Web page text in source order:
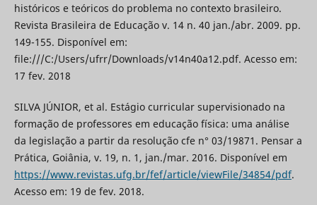
históricos e teóricos do problema no contexto brasileiro.
Revista Brasileira de Educação v. 14 n. 40 jan./abr. 2009. pp.
149-155. Disponível em:
file:///C:/Users/ufrr/Downloads/v14n40a12.pdf. Acesso em:
17 fev. 2018
SILVA JÚNIOR, et al. Estágio curricular supervisionado na
formação de professores em educação física: uma análise
da legislação a partir da resolução cfe n° 03/19871. Pensar a
Prática, Goiânia, v. 19, n. 1, jan./mar. 2016. Disponível em
https://www.revistas.ufg.br/fef/article/viewFile/34854/pdf.
Acesso em: 19 de fev. 2018.